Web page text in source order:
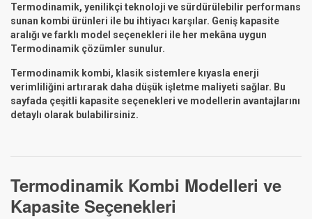
Termodinamik, yenilikçi teknoloji ve sürdürülebilir performans
sunan kombi ürünleri ile bu ihtiyacı karşılar. Geniş kapasite
aralığı ve farklı model seçenekleri ile her mekâna uygun
Termodinamik çözümler sunulur.
Termodinamik kombi, klasik sistemlere kıyasla enerji
verimliliğini artırarak daha düşük işletme maliyeti sağlar. Bu
sayfada çeşitli kapasite seçenekleri ve modellerin avantajlarını
detaylı olarak bulabilirsiniz.
Termodinamik Kombi Modelleri ve
Kapasite Seçenekleri